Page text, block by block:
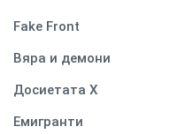
Fake Front
Вяра и демони
Досиетата Х
Емигранти